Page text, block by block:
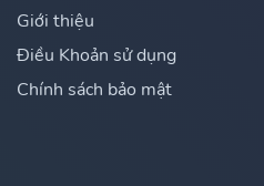
Giới thiệu
Điều Khoản sử dụng
Chính sách bảo mật